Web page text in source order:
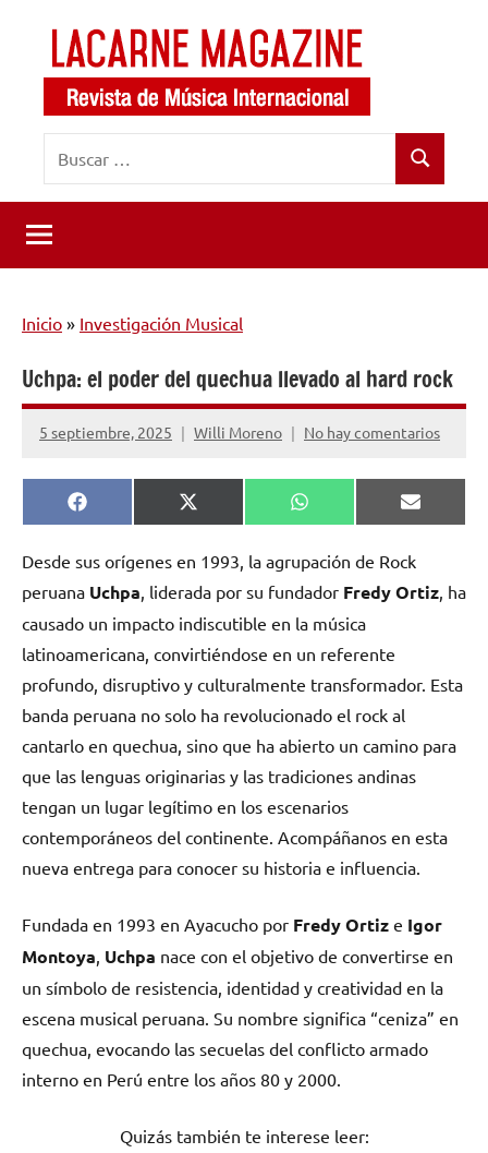
contenido
LaCarne
Magazine
de
música
internacional
Buscar
Inicio » Investigación Musical
Uchpa: el poder del quechua llevado al hard rock
5 septiembre, 2025 Willi Moreno No hay comentarios
Compartir
en
Facebook
Compartir
en
X
(Twitter)
Compartir
en
WhatsApp
en
Email
Desde sus orígenes en 1993, la agrupación de Rock
peruana Uchpa , liderada por su fundador Fredy Ortiz , ha
causado un impacto indiscutible en la música
latinoamericana, convirtiéndose en un referente
profundo, disruptivo y culturalmente transformador. Esta
banda peruana no solo ha revolucionado el rock al
cantarlo en quechua, sino que ha abierto un camino para
que las lenguas originarias y las tradiciones andinas
tengan un lugar legítimo en los escenarios
contemporáneos del continente. Acompáñanos en esta
nueva entrega para conocer su historia e influencia.
Fundada en 1993 en Ayacucho por Fredy Ortiz e Igor
Montoya Uchpa nace con el objetivo de convertirse en
un símbolo de resistencia, identidad y creatividad en la
escena musical peruana. Su nombre significa “ceniza” en
quechua, evocando las secuelas del conflicto armado
interno en Perú entre los años 80 y 2000.
Quizás también te interese leer: